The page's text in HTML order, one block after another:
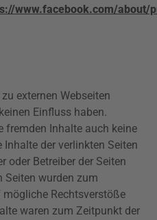
www.facebook.com/about/
externen Webseiten
Einfluss haben.
fremden Inhalte auch keine
Inhalte der verlinkten Seiten
oder Betreiber der Seiten
Seiten wurden zum
Rechtsverstöße
waren zum Zeitpunkt der